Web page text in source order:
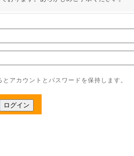
アカウントとパスワードを保持します。